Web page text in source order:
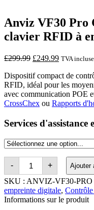
Anviz VF30 Pro
clavier RFID à
£299.99 Le
d'origine
était
:
£299.99.
£249.99Le
actuel
est
:
£249.99.
TVA
Dispositif compact de
RFID, idéal pour les
avec communication POE
CrossChex ou Rapports
Services
-
Quantité
Anviz
VF30
Pro
Fingerprint
RFID
+ Ajouter
SKU : ANVIZ-VF30-PRO
empreinte digitale,
Informations sur le produit